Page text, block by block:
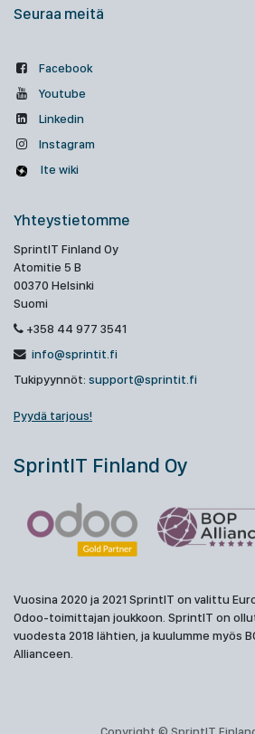
Seuraa meitä
Facebook
Youtube
Linkedin
Instagram
Ite wiki
Yhteystietomme
SprintIT Finland Oy
Atomitie 5 B
00370 Helsinki
Suomi
+358 44 977 3541
info@sprintit.fi
Tukipyynnöt: support@sprintit.fi
Pyydä tarjous!
SprintIT Finland Oy
Vuosina 2020 ja 2021 SprintIT on valittu
Odoo-toimittajan joukkoon. SprintIT on
vuodesta 2018 lähtien, ja kuulumme myös
Allianceen.
Copyright © SprintIT